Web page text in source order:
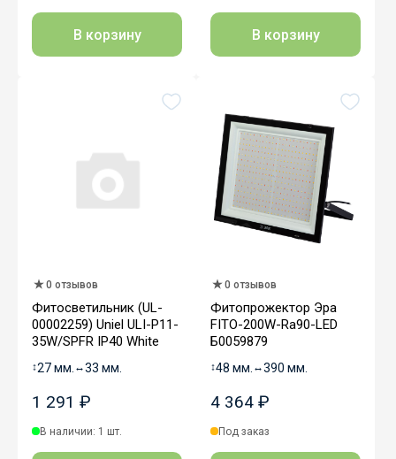
В корзину В корзину
0 отзывов
Фитосветильник (UL-
00002259) Uniel ULI-P11-
35W/SPFR IP40 White
↕27 мм. ↔33 мм.
1 291 ₽
В наличии: 1 шт.
0 отзывов
Фитопрожектор Эра
FITO-200W-Ra90-LED
Б0059879
↕48 мм. ↔390 мм.
4 364 ₽
Под заказ